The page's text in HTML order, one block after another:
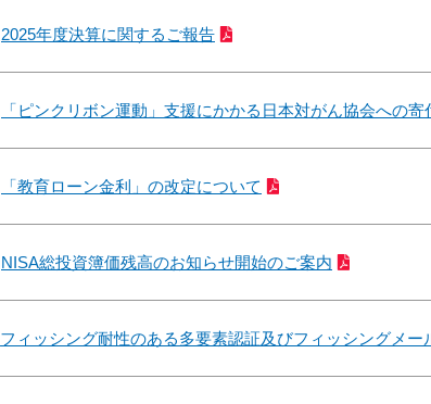
2025年度決算に関するご報告
「ピンクリボン運動」支援にかかる日本対がん協会への寄
「教育ローン金利」の改定について
NISA総投資簿価残高のお知らせ開始のご案内
フィッシング耐性のある多要素認証及びフィッシングメー